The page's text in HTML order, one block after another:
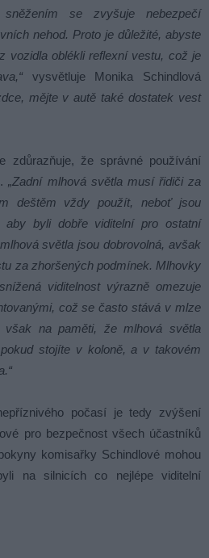
se zvyšuje nebezpečí
nehod. Proto je důležité, abyste
vozidla oblékli reflexní vestu, což je
vysvětluje Monika Schindlová
mějte v autě také dostatek vest
zdůrazňuje, že správné používání
„Zadní mlhová světla musí řidiči za
deštěm vždy použít, neboť jsou
byli dobře viditelní pro ostatní
světla jsou dobrovolná, avšak
za zhoršených podmínek. Mlhovky
viditelnost výrazně omezuje
což se často stává v mlze
však na paměti, že mlhová světla
stojíte v koloně, a v takovém
počasí je tedy zvýšení
pro bezpečnost všech účastníků
komisařky Schindlové mohou
na silnicích co nejlépe viditelní